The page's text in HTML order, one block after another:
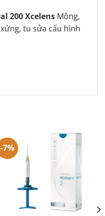
200 Xcelens Mông,
tu sửa cấu hình
-7%